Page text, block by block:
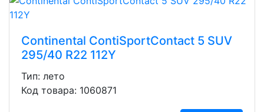
Continental ContiSportContact 5 SUV
295/40 R22 112Y
Тип: лето
Код товара: 1060871